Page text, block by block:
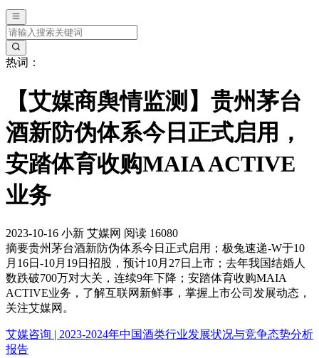
热词：
【艾媒商舆情监测】贵州茅台
酒新防伪体系今日正式启用，
安踏体育收购MAIA ACTIVE
业务
2023-10-16 小新 艾媒网 阅读 16080
摘要贵州茅台酒新防伪体系今日正式启用；极兔速递-W于10
月16日-10月19日招股，预计10月27日上市；去年我国结婚人
数跌破700万对大关，连续9年下降；安踏体育收购MAIA
ACTIVE业务，了解互联网新鲜事，掌握上市公司发展动态，
关注艾媒网。
艾媒咨询 | 2023-2024年中国酒类行业发展状况与竞争态势分析
报告